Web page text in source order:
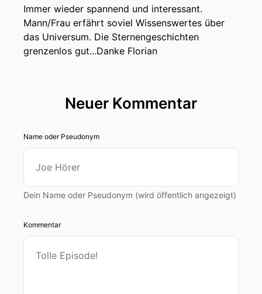
Immer wieder spannend und interessant.
Mann/Frau erfährt soviel Wissenswertes über
das Universum. Die Sternengeschichten
grenzenlos gut...Danke Florian
Neuer Kommentar
Name oder Pseudonym
Dein Name oder Pseudonym (wird öffentlich angezeigt)
Kommentar